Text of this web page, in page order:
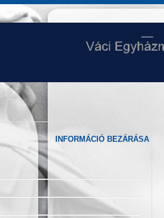
INFORMÁCIÓ BEZÁRÁSA